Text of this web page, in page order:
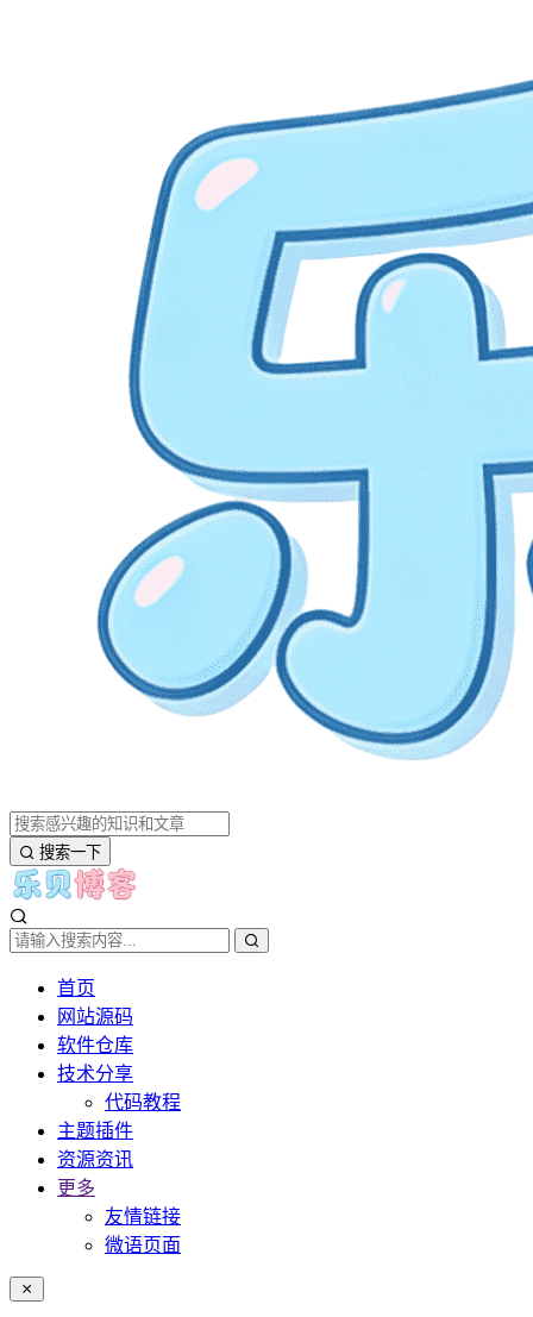
搜索一下
首页
网站源码
软件仓库
技术分享
代码教程
主题插件
资源资讯
更多
友情链接
微语页面